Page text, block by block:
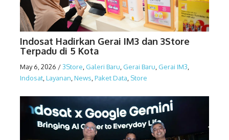
Indosat Hadirkan Gerai IM3 dan 3Store
Terpadu di 5 Kota
May 6, 2026 /3Store Galeri Baru Gerai Baru Gerai IM3
Indosat Layanan News Paket Data Store